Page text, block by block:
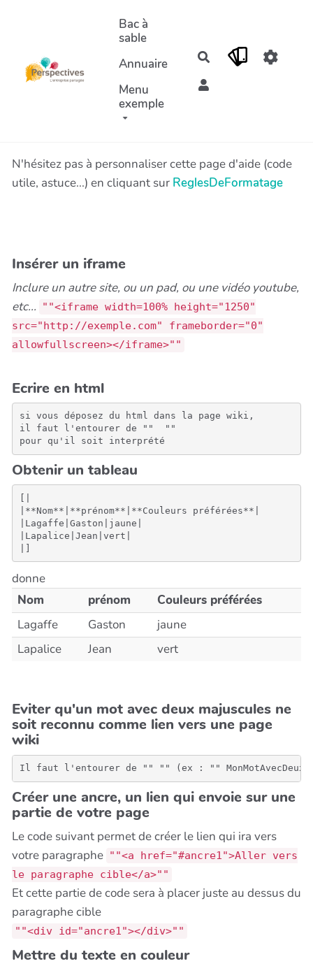
Aller au contenu principal
Bac à
sable
Annuaire
Menu
exemple
Rechercher
N'hésitez pas à personnaliser cette page d'aide (code
utile, astuce...) en cliquant sur ReglesDeFormatage
Insérer un iframe
Inclure un autre site, ou un pad, ou une vidéo youtube,
etc...
""<iframe width=100% height="1250"
src="http://exemple.com" frameborder="0"
allowfullscreen></iframe>""
Ecrire en html
si vous déposez du html dans la page wiki,
il faut l'entourer de ""
""
pour qu'il soit interprété
Obtenir un tableau
[|
|**Nom**|**prénom**|**Couleurs préférées**|
|Lagaffe|Gaston|jaune|
|Lapalice|Jean|vert|
donne
Nom
prénom
Couleurs préférées
Lagaffe
Gaston
jaune
Lapalice
Jean vert
Eviter qu'un mot avec deux majuscules ne
soit reconnu comme lien vers une page
wiki
Il faut l'entourer de "" "" (ex : ""
Créer une ancre, un lien qui envoie sur une
partie de votre page
Le code suivant permet de créer le lien qui ira vers
votre paragraphe ""<a href="#ancre1">Aller vers
le paragraphe cible</a>""
Et cette partie de code sera à placer juste au dessus du
paragraphe cible
""<div id="ancre1"></div>""
Mettre du texte en couleur